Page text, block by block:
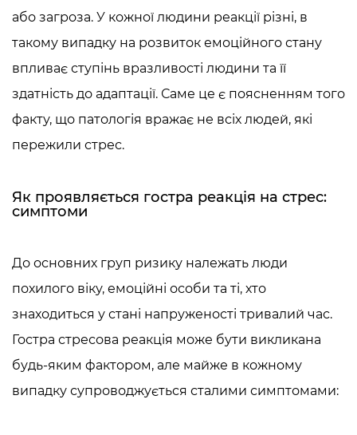
або загроза. У кожної людини реакції різні, в
такому випадку на розвиток емоційного стану
впливає ступінь вразливості людини та її
здатність до адаптації. Саме це є поясненням того
факту, що патологія вражає не всіх людей, які
пережили стрес.
Як проявляється гостра реакція на стрес:
симптоми
До основних груп ризику належать люди
похилого віку, емоційні особи та ті, хто
знаходиться у стані напруженості тривалий час.
Гостра стресова реакція може бути викликана
будь-яким фактором, але майже в кожному
випадку супроводжується сталими симптомами: